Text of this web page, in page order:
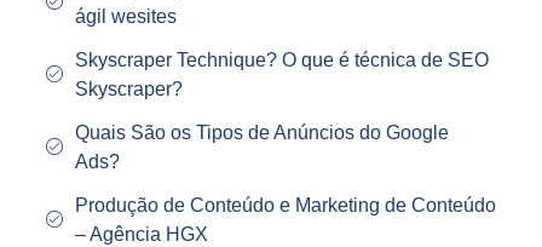
ágil wesites
Skyscraper Technique? O que é técnica de SEO
Skyscraper?
Quais São os Tipos de Anúncios do Google
Ads?
Produção de Conteúdo e Marketing de Conteúdo
– Agência HGX